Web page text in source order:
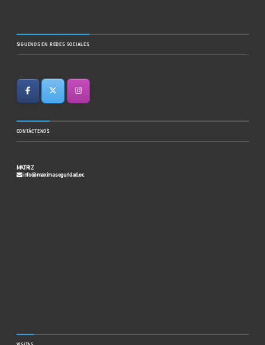
SIGUENOS EN REDES SOCIALES
CONTÁCTENOS
MATRIZ
info@maximaseguridad.ec